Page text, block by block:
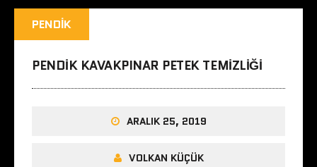
PENDIK
PENDIK KAVAKPINAR PETEK TEMIZLIĞI
ARALIK 25, 2019
VOLKAN KÜÇÜK